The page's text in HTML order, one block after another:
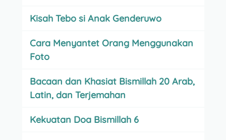
Kisah Tebo si Anak Genderuwo
Cara Menyantet Orang Menggunakan
Foto
Bacaan dan Khasiat Bismillah 20 Arab,
Latin, dan Terjemahan
Kekuatan Doa Bismillah 6